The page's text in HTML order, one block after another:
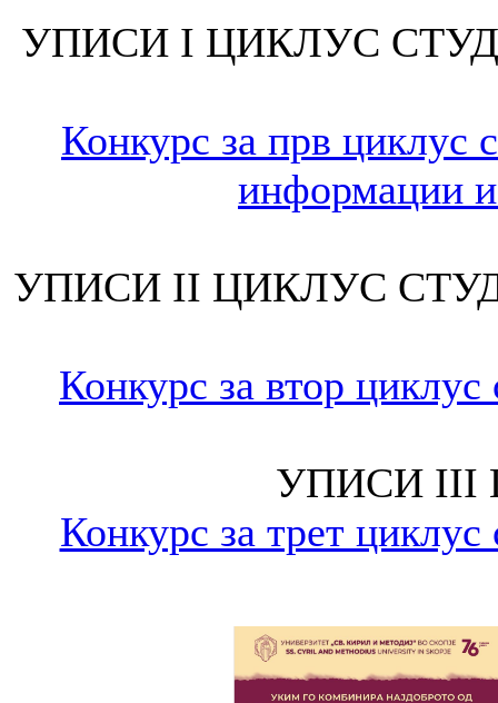
УПИСИ I ЦИКЛУС
Конкурс за прв циклус
информации и
УПИСИ II ЦИКЛУС
Конкурс за втор
УПИСИ III
Конкурс за трет